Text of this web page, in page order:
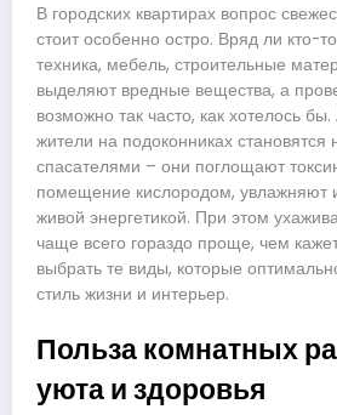
В городских квартирах вопрос
стоит особенно остро. Вряд ли кто-
техника, мебель, строительные
выделяют вредные вещества, а
возможно так часто, как хотелось
жители на подоконниках
спасателями – они поглощают
помещение кислородом, увлажняют
живой энергетикой. При этом
чаще всего гораздо проще, чем
выбрать те виды, которые
стиль жизни и интерьер.
Польза комнатных
уюта и здоровья